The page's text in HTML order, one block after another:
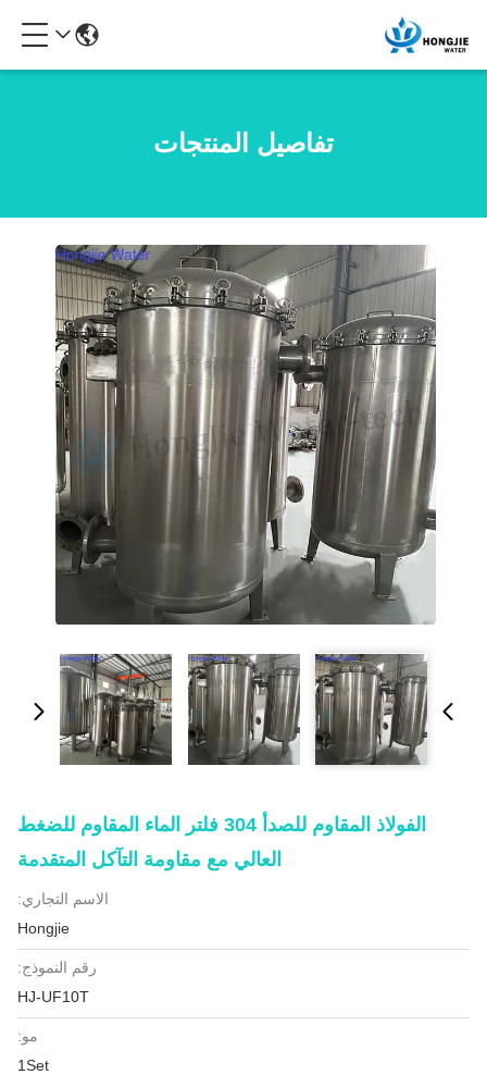
تفاصيل المنتجات
الفولاذ المقاوم للصدأ 304 فلتر الماء المقاوم للضغط
العالي مع مقاومة التآكل المتقدمة
الاسم التجاري:
Hongjie
رقم النموذج:
HJ-UF10T
مو:
1Set